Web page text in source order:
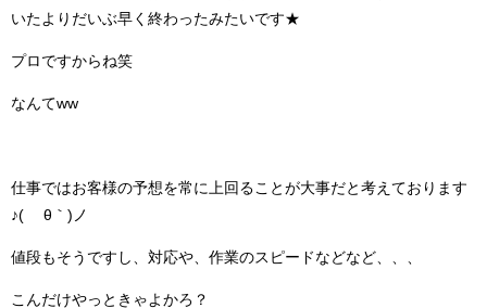
いたよりだいぶ早く終わったみたいです★
プロですからね笑
なんてww
仕事ではお客様の予想を常に上回ることが大事だと考えております
♪( ´θ｀)ノ
値段もそうですし、対応や、作業のスピードなどなど、、、
こんだけやっときゃよかろ？